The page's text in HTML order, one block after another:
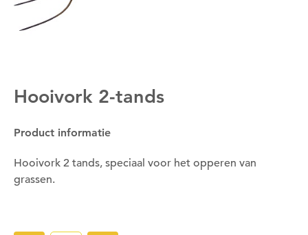
Hooivork 2-tands
Product informatie
Hooivork 2 tands, speciaal voor het opperen van
grassen.
Wil je nu inloggen?